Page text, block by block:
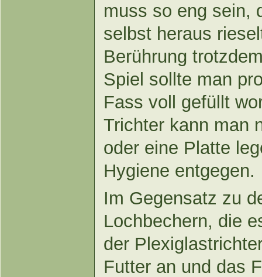
muss so eng sein,
selbst heraus
Berührung
Spiel sollte man
Fass voll gefüllt
Trichter kann man
oder eine Platte
Hygiene entgegen.
Im Gegensatz zu
Lochbechern, die
der
Futter an und das